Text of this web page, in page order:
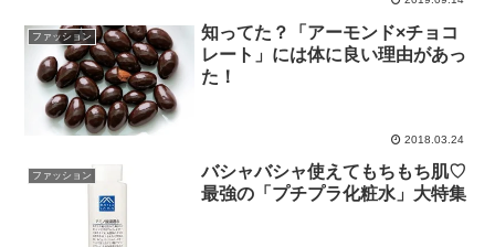
ファッション
知ってた？「アーモンド×チョコ
レート」には体に良い理由があっ
た！
2018.03.24
ファッション
バシャバシャ使えてもちもち肌♡
最強の「プチプラ化粧水」大特集